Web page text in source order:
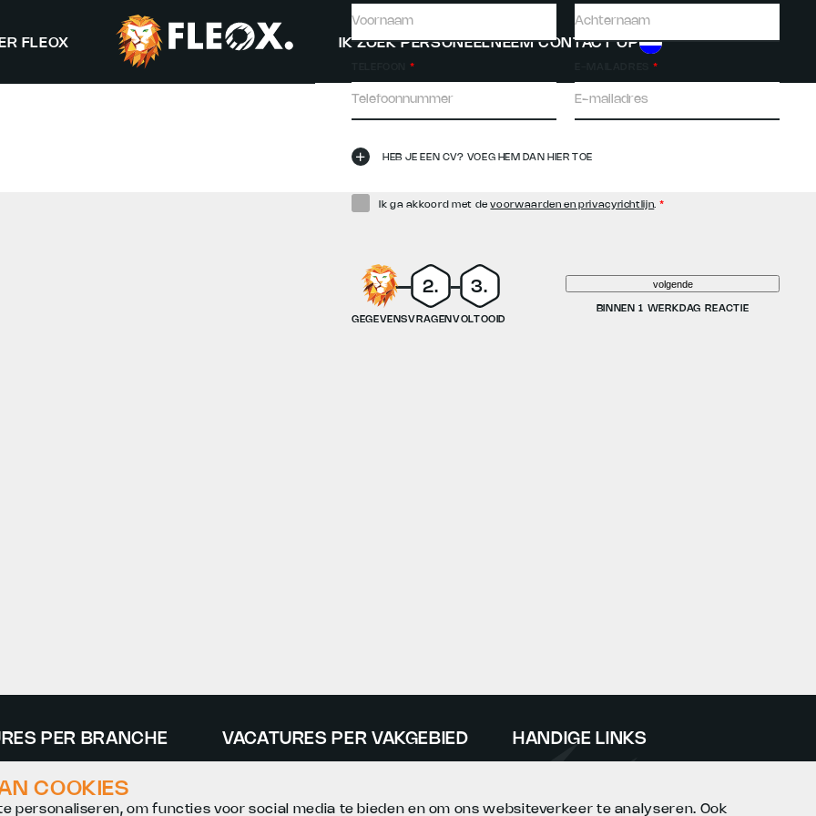
COOKIES
personaliseren, om functies voor social media te bieden en om ons websiteverkeer te analyseren. Ook
FLEOX IK ZOEK PERSONEELNEEM CONTACT OP
* *
HEB JE EEN CV? VOEG HEM DAN HIER TOE
Ik ga akkoord met devoorwaarden en privacyrichtlijn. *
GEGEVENSVRAGEN VOLTOOID
volgende
BINNEN 1 WERKDAG REACTIE
PER BRANCHE
vacatures
VACATURES PER VAKGEBIED HANDIGE LINKS